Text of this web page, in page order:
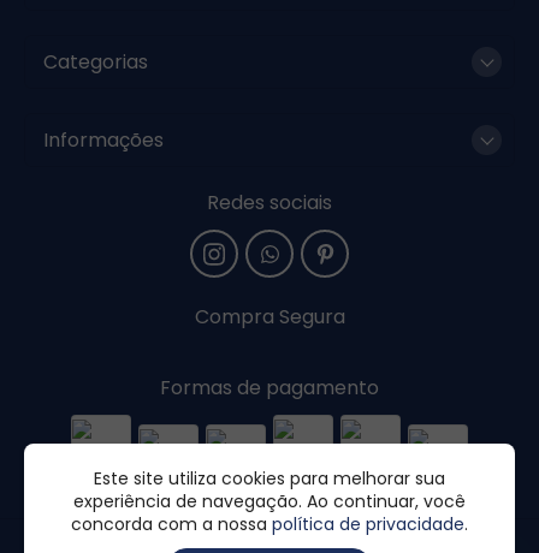
Categorias
Informações
Compra Segura
Redes sociais
Formas de pagamento
Este site utiliza cookies para melhorar sua
experiência de navegação. Ao continuar, você
concorda com a nossa política de privacidade.